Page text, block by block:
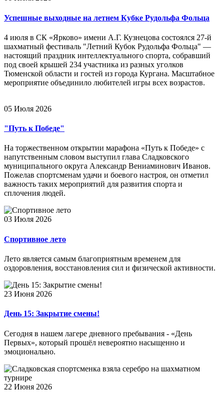
Успешные выходные на летнем Кубке Рудольфа Фольца
4 июля в СК «Ярково» имени А.Г. Кузнецова состоялся 27-й
шахматный фестиваль "Летний Кубок Рудольфа Фольца" —
настоящий праздник интеллектуального спорта, собравший
под своей крышей 234 участника из разных уголков
Тюменской области и гостей из города Кургана. Масштабное
мероприятие объединило любителей игры всех возрастов.
05 Июля 2026
"Путь к Победе"
На торжественном открытии марафона «Путь к Победе» с
напутственным словом выступил глава Сладковского
муниципального округа Александр Вениаминович Иванов.
Пожелав спортсменам удачи и боевого настроя, он отметил
важность таких мероприятий для развития спорта и
сплочения людей.
03 Июля 2026
Спортивное лето
Лето является самым благоприятным временем для
оздоровления, восстановления сил и физической активности.
23 Июня 2026
День 15: Закрытие смены!
Сегодня в нашем лагере дневного пребывания - «День
Первых», который прошёл невероятно насыщенно и
эмоционально.
22 Июня 2026